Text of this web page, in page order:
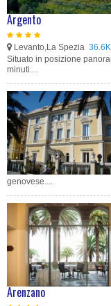
Argento
Levanto,La Spezia
Situato in posizione
minuti....
genovese....
Arenzano